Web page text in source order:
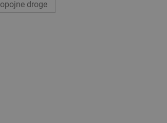
opojne droge